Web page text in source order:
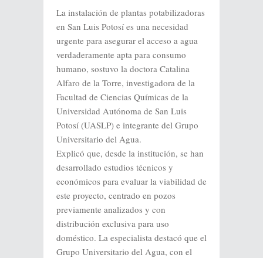
La instalación de plantas potabilizadoras
en San Luis Potosí es una necesidad
urgente para asegurar el acceso a agua
verdaderamente apta para consumo
humano, sostuvo la doctora Catalina
Alfaro de la Torre, investigadora de la
Facultad de Ciencias Químicas de la
Universidad Autónoma de San Luis
Potosí (UASLP) e integrante del Grupo
Universitario del Agua.
Explicó que, desde la institución, se han
desarrollado estudios técnicos y
económicos para evaluar la viabilidad de
este proyecto, centrado en pozos
previamente analizados y con
distribución exclusiva para uso
doméstico. La especialista destacó que el
Grupo Universitario del Agua, con el